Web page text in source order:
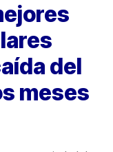
del
meses